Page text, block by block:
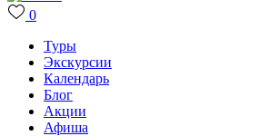
0
Туры
Экскурсии
Календарь
Блог
Акции
Афиша